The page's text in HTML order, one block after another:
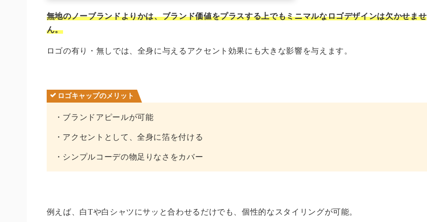
無地のノーブランドよりかは、ブランド価値をプラスする上でもミニマルなロゴデザインは欠かせませ
ん。
ロゴの有り・無しでは、全身に与えるアクセント効果にも大きな影響を与えます。
ロゴキャップのメリット
・ブランドアピールが可能
・アクセントとして、全身に箔を付ける
・シンプルコーデの物足りなさをカバー
例えば、白Tや白シャツにサッと合わせるだけでも、個性的なスタイリングが可能。